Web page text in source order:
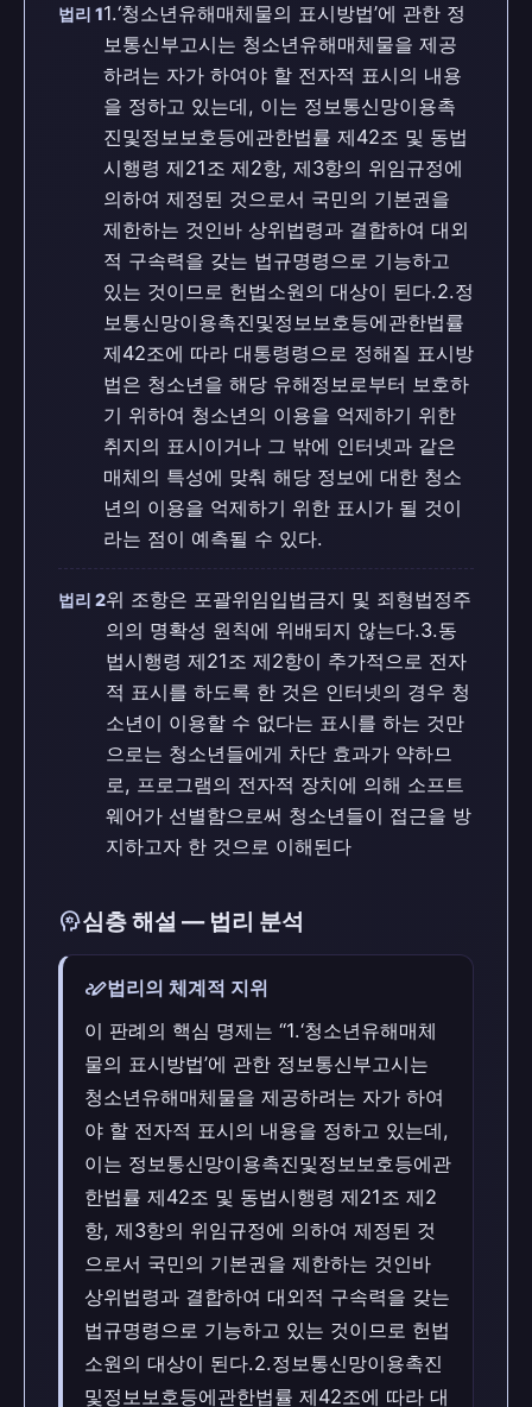
법리 11.‘청소년유해매체물의 표시방법’에 관한 정
보통신부고시는 청소년유해매체물을 제공
하려는 자가 하여야 할 전자적 표시의 내용
을 정하고 있는데, 이는 정보통신망이용촉
진및정보보호등에관한법률 제42조 및 동법
시행령 제21조 제2항, 제3항의 위임규정에
의하여 제정된 것으로서 국민의 기본권을
제한하는 것인바 상위법령과 결합하여 대외
적 구속력을 갖는 법규명령으로 기능하고
있는 것이므로 헌법소원의 대상이 된다.2.정
보통신망이용촉진및정보보호등에관한법률
제42조에 따라 대통령령으로 정해질 표시방
법은 청소년을 해당 유해정보로부터 보호하
기 위하여 청소년의 이용을 억제하기 위한
취지의 표시이거나 그 밖에 인터넷과 같은
매체의 특성에 맞춰 해당 정보에 대한 청소
년의 이용을 억제하기 위한 표시가 될 것이
라는 점이 예측될 수 있다.
법리 2위 조항은 포괄위임입법금지 및 죄형법정주
의의 명확성 원칙에 위배되지 않는다.3.동
법시행령 제21조 제2항이 추가적으로 전자
적 표시를 하도록 한 것은 인터넷의 경우 청
소년이 이용할 수 없다는 표시를 하는 것만
으로는 청소년들에게 차단 효과가 약하므
로, 프로그램의 전자적 장치에 의해 소프트
웨어가 선별함으로써 청소년들이 접근을 방
지하고자 한 것으로 이해된다
psychology심층 해설 — 법리 분석
stylus_note법리의 체계적 지위
이 판례의 핵심 명제는 “1.‘청소년유해매체
물의 표시방법’에 관한 정보통신부고시는
청소년유해매체물을 제공하려는 자가 하여
야 할 전자적 표시의 내용을 정하고 있는데,
이는 정보통신망이용촉진및정보보호등에관
한법률 제42조 및 동법시행령 제21조 제2
항, 제3항의 위임규정에 의하여 제정된 것
으로서 국민의 기본권을 제한하는 것인바
상위법령과 결합하여 대외적 구속력을 갖는
법규명령으로 기능하고 있는 것이므로 헌법
소원의 대상이 된다.2.정보통신망이용촉진
및정보보호등에관한법률 제42조에 따라 대